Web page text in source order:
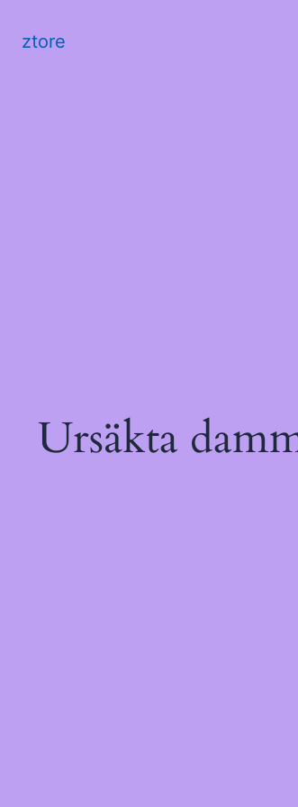
ztore
Ursäkta